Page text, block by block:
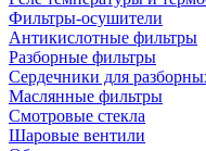
Фильтры-осушители
Антикислотные фильтры
Разборные фильтры
Сердечники для
Маслянные фильтры
Смотровые стекла
Шаровые вентили